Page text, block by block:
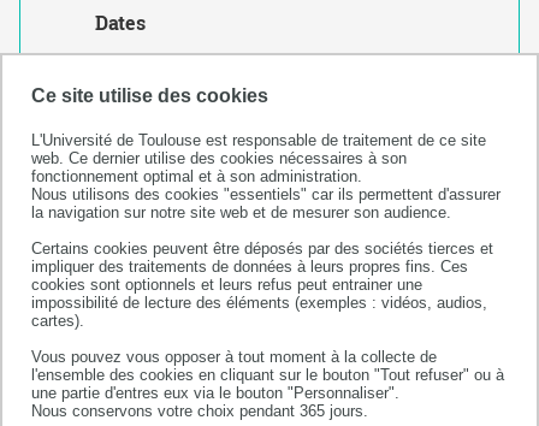
Ce site utilise des cookies
L'Université de Toulouse est responsable de traitement de ce site
web. Ce dernier utilise des cookies nécessaires à son
fonctionnement optimal et à son administration.
Nous utilisons des cookies "essentiels" car ils permettent d'assurer
la navigation sur notre site web et de mesurer son audience.
Certains cookies peuvent être déposés par des sociétés tierces et
impliquer des traitements de données à leurs propres fins. Ces
cookies sont optionnels et leurs refus peut entrainer une
impossibilité de lecture des éléments (exemples : vidéos, audios,
cartes).
Vous pouvez vous opposer à tout moment à la collecte de
l'ensemble des cookies en cliquant sur le bouton "Tout refuser" ou à
une partie d'entres eux via le bouton "Personnaliser".
Nous conservons votre choix pendant 365 jours.
Dates
Créé le9 décembre 2025
Faculté de santé
133 route de Narbonne
31062 TOULOUSE CEDEX 09